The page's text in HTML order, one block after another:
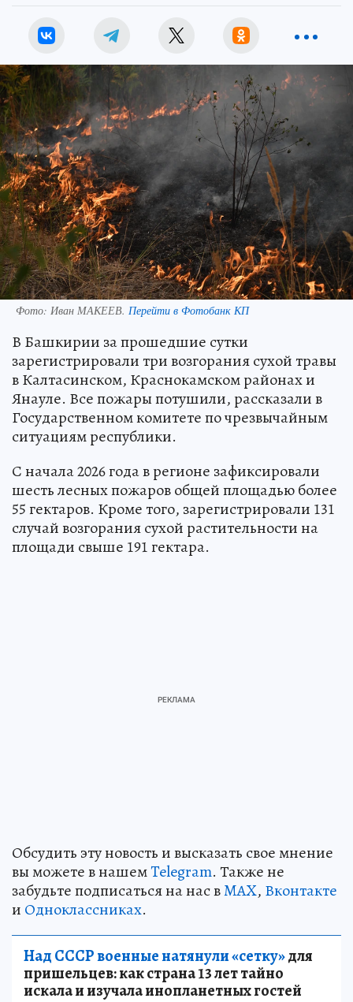
Фото: Иван МАКЕЕВ. Перейти в Фотобанк КП
В Башкирии за прошедшие сутки
зарегистрировали три возгорания сухой травы
в Калтасинском, Краснокамском районах и
Янауле. Все пожары потушили, рассказали в
Государственном комитете по чрезвычайным
ситуациям республики.
С начала 2026 года в регионе зафиксировали
шесть лесных пожаров общей площадью более
55 гектаров. Кроме того, зарегистрировали 131
случай возгорания сухой растительности на
площади свыше 191 гектара.
Обсудить эту новость и высказать свое мнение
вы можете в нашемTelegram. Также не
забудьте подписаться на нас вMAX, Вконтакте
и Одноклассниках.
Над СССР военные натянули «сетку»для
пришельцев: как страна 13 лет тайно
искала и изучала инопланетных гостей